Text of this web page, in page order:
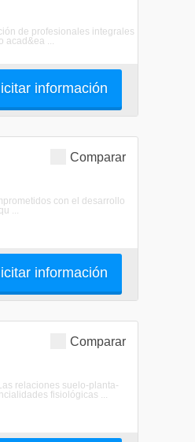
de profesionales integrales
acad&ea ...
información
Comparar
con el desarrollo
...
información
Comparar
relaciones suelo-planta-
fisiológicas ...